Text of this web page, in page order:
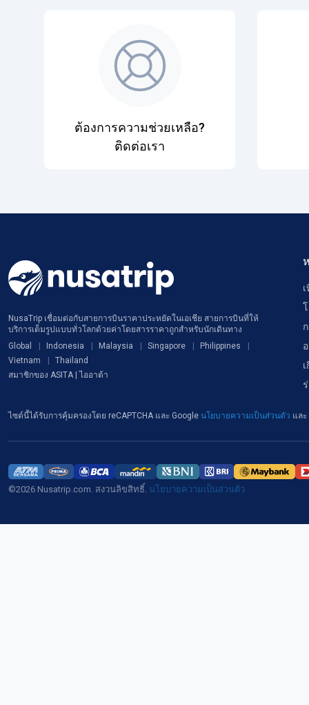
ต้องการความช่วยเหลือ?
ติดต่อเรา
NusaTrip เชื่อมต่อกับสายการบินราคาประหยัดในเอเชีย สายการบินที่ให้
บริการเต็มรูปแบบทั่วโลกด้วยค่าโดยสารราคาถูกสำหรับนักเดินทาง
Global
Indonesia Malaysia Singapore
Philippines
Vietnam
Thailand
สมาชิกของ ASITA | ไออาต้า
ไซต์นี้ได้รับการคุ้มครองโดย reCAPTCHA และ Google นโยบายความเป็นส่วนตัว และ
©2026 Nusatrip.com. สงวนลิขสิทธิ์. นโยบายความเป็นส่วนตัว